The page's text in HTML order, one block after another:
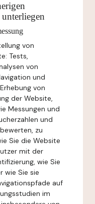
von
Tests,
von
und
von
der Website,
Messungen und
und
zu
Sie die Website
mit der
wie Sie
wie Sie sie
auf
im